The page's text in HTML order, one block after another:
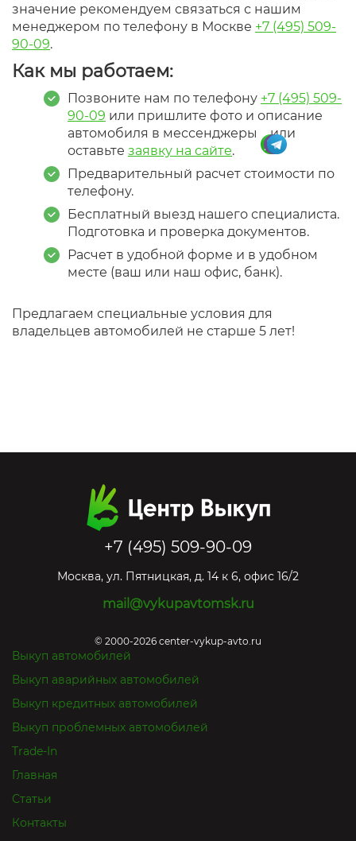
значение рекомендуем связаться с нашим
менеджером по телефону в Москве +7 (495) 509-
90-09.
Как мы работаем:
Позвоните нам по телефону +7 (495) 509-
90-09 или пришлите фото и описание
автомобиля в мессенджеры
или
оставьте заявку на сайте.
Предварительный расчет стоимости по
телефону.
Бесплатный выезд нашего специалиста.
Подготовка и проверка документов.
Расчет в удобной форме и в удобном
месте (ваш или наш офис, банк).
Предлагаем специальные условия для
владельцев автомобилей не старше 5 лет!
+7 (495) 509-90-09
Москва, ул. Пятницкая, д. 14 к 6, офис 16/2
mail@vykupavtomsk.ru
© 2000-2026 center-vykup-avto.ru
Выкуп автомобилей
Выкуп аварийных автомобилей
Выкуп кредитных автомобилей
Выкуп проблемных автомобилей
Trade-In
Главная
Статьи
Контакты